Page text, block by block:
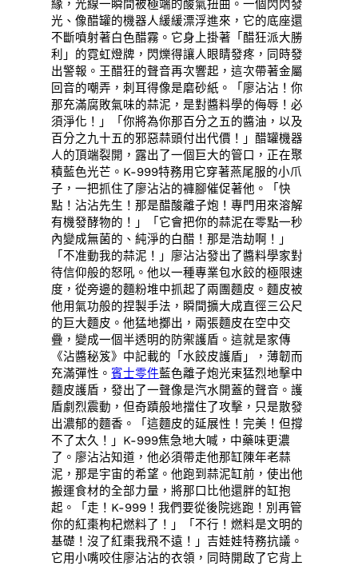
緣，光線一瞬間被極端的酸氣扭曲。一個閃閃發
光、像醋罐的機器人緩緩漂浮進來，它的底座還
不斷噴射著白色醋霧。它身上掛著「醋狂派大勝
利」的霓虹燈牌，閃爍得讓人眼睛發疼，同時發
出警報。王醋狂的聲音再次響起，這次帶著金屬
回音的嘲弄，刺耳得像是磨砂紙。「廖沾沾！你
那充滿腐敗氣味的蒜泥，是對醬料學的侮辱！必
須淨化！」「你將為你那百分之五的醬油，以及
百分之九十五的邪惡蒜頭付出代價！」醋罐機器
人的頂端裂開，露出了一個巨大的管口，正在聚
積藍色光芒。K-999特務用它穿著燕尾服的小爪
子，一把抓住了廖沾沾的褲腳催促著他。「快
點！沾沾先生！那是醋酸離子炮！專門用來溶解
有機發酵物的！」「它會把你的蒜泥在零點一秒
內變成無菌的、純淨的白醋！那是浩劫啊！」
「不准動我的蒜泥！」廖沾沾發出了醬料學家對
待信仰般的怒吼。他以一種專業包水餃的極限速
度，從旁邊的麵粉堆中抓起了兩團麵皮。麵皮被
他用氣功般的捏製手法，瞬間擴大成直徑三公尺
的巨大麵皮。他猛地擲出，兩張麵皮在空中交
疊，變成一個半透明的防禦護盾。這就是家傳
《沾醬秘笈》中記載的「水餃皮護盾」，薄韌而
充滿彈性。賓士零件藍色離子炮光束猛烈地擊中
麵皮護盾，發出了一聲像是汽水開蓋的聲音。護
盾劇烈震動，但奇蹟般地擋住了攻擊，只是散發
出濃郁的麵香。「這麵皮的延展性！完美！但撐
不了太久！」K-999焦急地大喊，中藥味更濃
了。廖沾沾知道，他必須帶走他那缸陳年老蒜
泥，那是宇宙的希望。他跑到蒜泥缸前，使出他
搬運食材的全部力量，將那口比他還胖的缸抱
起。「走！K-999！我們要從後院逃跑！別再管
你的紅棗枸杞燃料了！」「不行！燃料是文明的
基礎！沒了紅棗我飛不遠！」吉娃娃特務抗議。
它用小嘴咬住廖沾沾的衣領，同時開啟了它背上